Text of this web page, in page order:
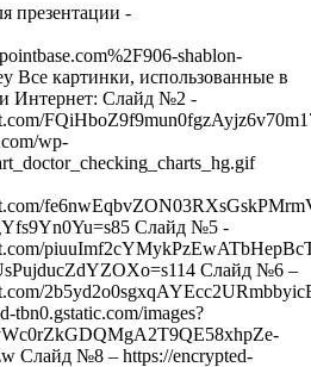
-
shablon-
Все картинки, использованные в
Интернет: Слайд №2 -
wp-
Слайд №5 -
Слайд №6 –
images?
Слайд №8 – https://encrypted-